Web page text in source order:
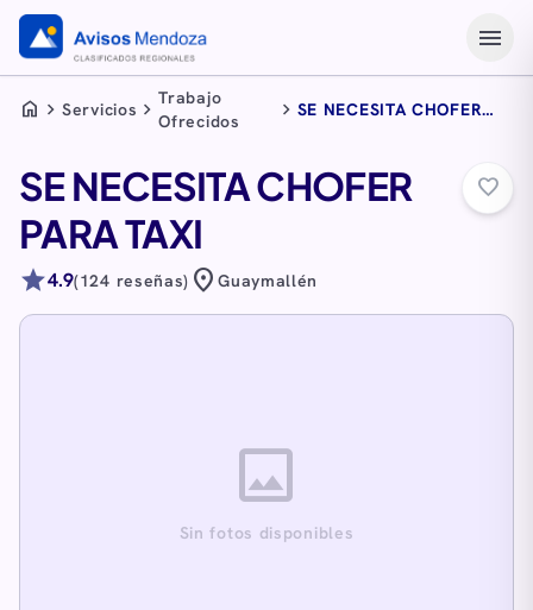
menu
home chevron_right Servicios chevron_right Trabajo
Ofrecidos
chevron_right SE NECESITA CHOFER
SE NECESITA CHOFER
PARA TAXI
star4.9(124 reseñas) location_onGuaymallén
favorite_border
image
Sin fotos disponibles